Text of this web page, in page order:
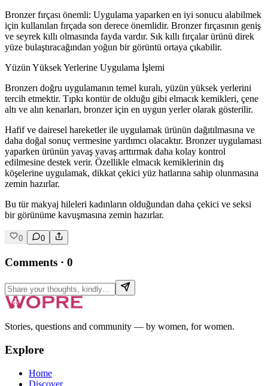
Bronzer fırçası önemli: Uygulama yaparken en iyi sonucu alabilmek
için kullanılan fırçada son derece önemlidir. Bronzer fırçasının geniş
ve seyrek kıllı olmasında fayda vardır. Sık kıllı fırçalar ürünü direk
yüze bulaştıracağından yoğun bir görüntü ortaya çıkabilir.
Yüzün Yüksek Yerlerine Uygulama İşlemi
Bronzerı doğru uygulamanın temel kuralı, yüzün yüksek yerlerini
tercih etmektir. Tıpkı kontür de olduğu gibi elmacık kemikleri, çene
altı ve alın kenarları, bronzer için en uygun yerler olarak gösterilir.
Hafif ve dairesel hareketler ile uygulamak ürünün dağıtılmasına ve
daha doğal sonuç vermesine yardımcı olacaktır. Bronzer uygulaması
yaparken ürünün yavaş yavaş arttırmak daha kolay kontrol
edilmesine destek verir. Özellikle elmacık kemiklerinin dış
köşelerine uygulamak, dikkat çekici yüz hatlarına sahip olunmasına
zemin hazırlar.
Bu tür makyaj hileleri kadınların olduğundan daha çekici ve seksi
bir görünüme kavuşmasına zemin hazırlar.
0 0
Comments · 0
Stories, questions and community — by women, for women.
Explore
Home
Discover